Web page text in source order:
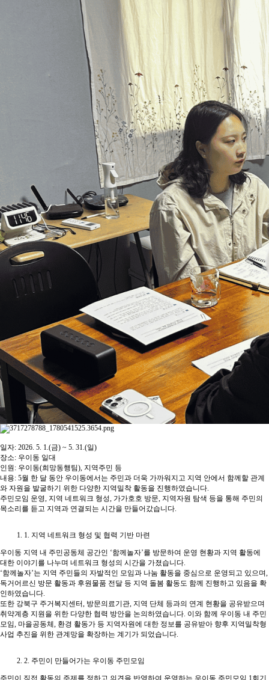
일자: 2026. 5. 1.(금) ~ 5. 31.(일)
장소: 우이동 일대
인원: 우이동(희망동행팀), 지역주민 등
내용: 5월 한 달 동안 우이동에서는 주민과 더욱 가까워지고 지역 안에서 함께할 관계
와 자원을 발굴하기 위한 다양한 지역밀착 활동을 진행하였습니다.
주민모임 운영, 지역 네트워크 형성, 가가호호 방문, 지역자원 탐색 등을 통해 주민의
목소리를 듣고 지역과 연결되는 시간을 만들어갔습니다.
1. 지역 네트워크 형성 및 협력 기반 마련
우이동 지역 내 주민공동체 공간인 ‘함께놀자’를 방문하여 운영 현황과 지역 활동에
대한 이야기를 나누며 네트워크 형성의 시간을 가졌습니다.
‘함께놀자’는 지역 주민들의 자발적인 모임과 나눔 활동을 중심으로 운영되고 있으며,
독거어르신 방문 활동과 후원물품 전달 등 지역 돌봄 활동도 함께 진행하고 있음을 확
인하였습니다.
또한 강북구 주거복지센터, 방문의료기관, 지역 단체 등과의 연계 현황을 공유받으며
취약계층 지원을 위한 다양한 협력 방안을 논의하였습니다. 이와 함께 우이동 내 주민
모임, 마을공동체, 환경 활동가 등 지역자원에 대한 정보를 공유받아 향후 지역밀착형
사업 추진을 위한 관계망을 확장하는 계기가 되었습니다.
2. 주민이 만들어가는 우이동 주민모임